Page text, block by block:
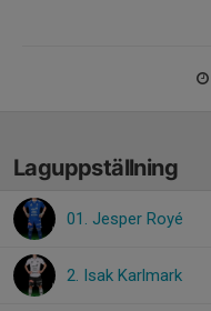
Laguppställning
01. Jesper Royé
2. Isak Karlmark